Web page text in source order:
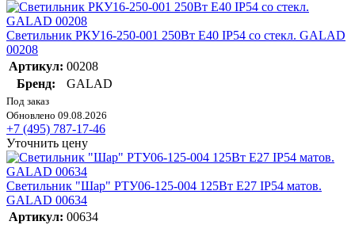
Светильник РКУ16-250-001 250Вт E40 IP54 со стекл. GALAD
00208
Артикул: 00208
Бренд:
GALAD
Под заказ
Обновлено 09.08.2026
+7 (495) 787-17-46
Уточнить цену
Светильник "Шар" РТУ06-125-004 125Вт E27 IP54 матов.
GALAD 00634
Артикул: 00634